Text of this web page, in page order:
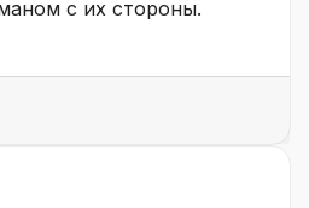
с их стороны.